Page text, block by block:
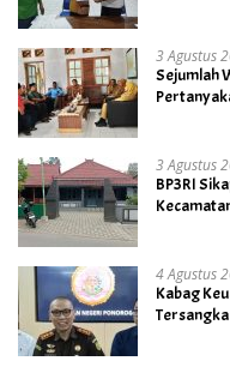
3 Agustus
Sejumlah
3 Agustus
BP3RI
4 Agustus
Kabag